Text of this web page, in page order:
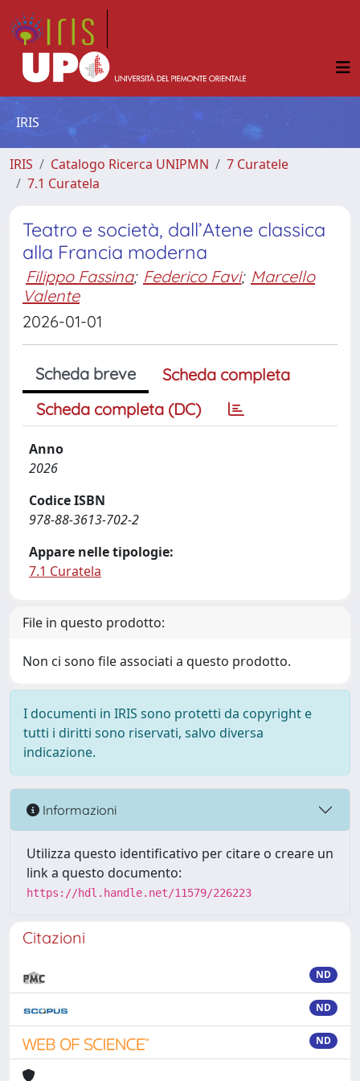
IRIS
IRIS Catalogo Ricerca UNIPMN
7 Curatele
7.1 Curatela
Teatro e società, dall’Atene classica
alla Francia moderna
Filippo Fassina; Federico Favi; Marcello
Valente
2026-01-01
Scheda breve
Scheda completa
Scheda completa (DC)
Anno
2026
Codice ISBN
978-88-3613-702-2
Appare nelle tipologie:
7.1 Curatela
File in questo prodotto:
Non ci sono file associati a questo prodotto.
I documenti in IRIS sono protetti da copyright e
tutti i diritti sono riservati, salvo diversa
indicazione.
Informazioni
Utilizza questo identificativo per citare o creare un
link a questo documento:
https://hdl.handle.net/11579/226223
Citazioni
ND
ND
ND